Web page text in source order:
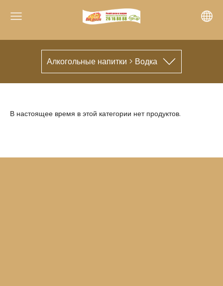
Алкогольные напитки > Водка
В настоящее время в этой категории нет продуктов.